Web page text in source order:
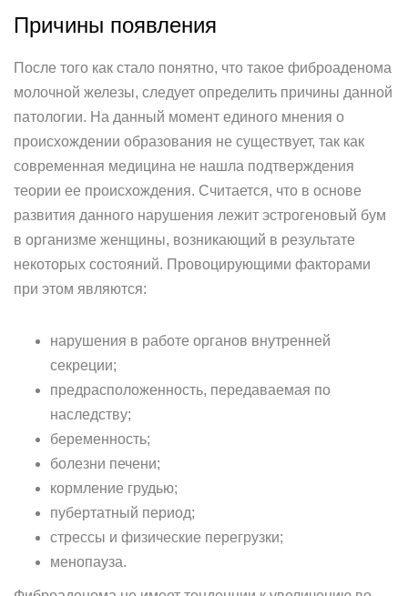
Причины появления
После того как стало понятно, что такое фиброаденома
молочной железы, следует определить причины данной
патологии. На данный момент единого мнения о
происхождении образования не существует, так как
современная медицина не нашла подтверждения
теории ее происхождения. Считается, что в основе
развития данного нарушения лежит эстрогеновый бум
в организме женщины, возникающий в результате
некоторых состояний. Провоцирующими факторами
при этом являются:
нарушения в работе органов внутренней
секреции;
предрасположенность, передаваемая по
наследству;
беременность;
болезни печени;
кормление грудью;
пубертатный период;
стрессы и физические перегрузки;
менопауза.